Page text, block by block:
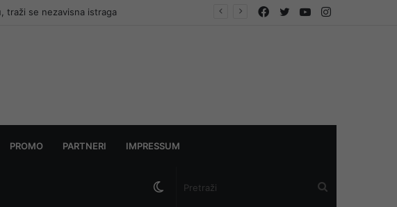
traži se nezavisna istraga Instagram
YouTube
Twitter
Facebook
PROMO PARTNERI IMPRESSUM
Switch